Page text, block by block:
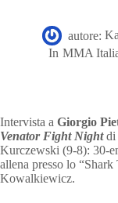
autore:
In MMA
Intervista a Giorgio
Venator Fight Nightdi
Kurczewski (9-8): 30-
allena presso lo
Kowalkiewicz.